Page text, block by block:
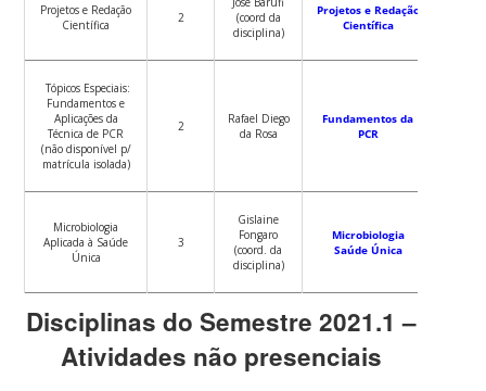
Projetos e Redação
Científica
2
(coord da
disciplina)
Projetos e Redação
Científica
Tópicos Especiais:
Fundamentos e
Aplicações da
Técnica de PCR
(não disponível p/
matrícula isolada)
2
Rafael Diego
da Rosa
Fundamentos da
PCR
Microbiologia
Aplicada à Saúde
Única
3
Gislaine
Fongaro
(coord. da
disciplina)
Microbiologia
Saúde Única
Disciplinas do Semestre 2021.1 –
Atividades não presenciais